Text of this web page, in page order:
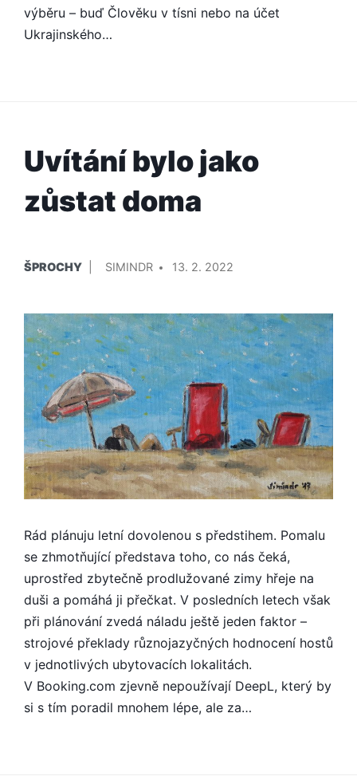
výběru – buď Člověku v tísni nebo na účet
Ukrajinského…
Uvítání bylo jako
zůstat doma
V
ŠPROCHY
SIMINDR
13. 2. 2022
Rád plánuju letní dovolenou s předstihem. Pomalu
se zhmotňující představa toho, co nás čeká,
uprostřed zbytečně prodlužované zimy hřeje na
duši a pomáhá ji přečkat. V posledních letech však
při plánování zvedá náladu ještě jeden faktor –
strojové překlady různojazyčných hodnocení hostů
v jednotlivých ubytovacích lokalitách.
V Booking.com zjevně nepoužívají DeepL, který by
si s tím poradil mnohem lépe, ale za…